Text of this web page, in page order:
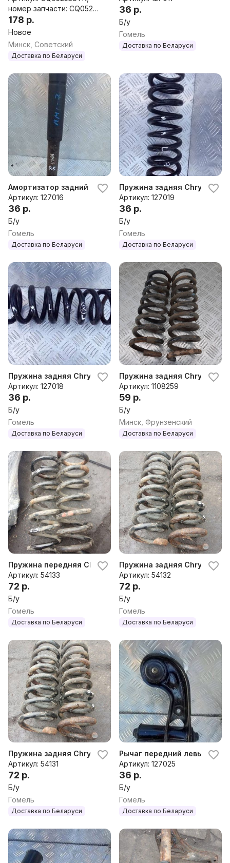
номер запчасти: CQ0525L
CTR
178 р.
Новое
Минск, Советский
Доставка по Беларуси
36 р.
Б/у
Гомель
Доставка по Беларуси
Амортизатор задний Chrysler Crossfire 2003-2007 2005г
Артикул: 127016
36 р.
Б/у
Гомель
Доставка по Беларуси
Пружина задняя Chrysler
Артикул: 127019
36 р.
Б/у
Гомель
Доставка по Беларуси
Пружина задняя Chrysler Crossfire 2003-2007 2005г
Артикул: 127018
36 р.
Б/у
Гомель
Доставка по Беларуси
Пружина задняя Chrysler
Артикул: 1108259
59 р.
Б/у
Минск, Фрунзенский
Доставка по Беларуси
Пружина передняя Chrysler Crossfire 2003-2007 2004г
Артикул: 54133
72 р.
Б/у
Гомель
Доставка по Беларуси
Пружина задняя Chrysler
Артикул: 54132
72 р.
Б/у
Гомель
Доставка по Беларуси
Пружина задняя Chrysler Crossfire 2003-2007 2004г
Артикул: 54131
72 р.
Б/у
Гомель
Доставка по Беларуси
Рычаг передний левый
Артикул: 127025
36 р.
Б/у
Гомель
Доставка по Беларуси